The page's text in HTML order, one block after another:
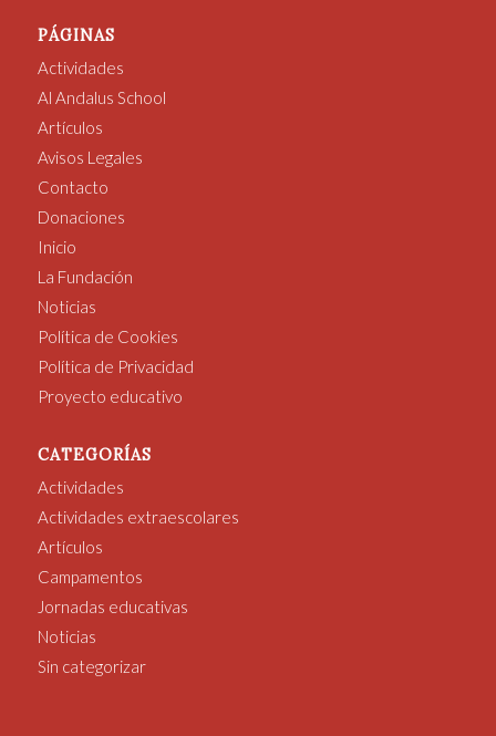
PÁGINAS
Actividades
Al Andalus School
Artículos
Avisos Legales
Contacto
Donaciones
Inicio
La Fundación
Noticias
Política de Cookies
Política de Privacidad
Proyecto educativo
CATEGORÍAS
Actividades
Actividades extraescolares
Artículos
Campamentos
Jornadas educativas
Noticias
Sin categorizar